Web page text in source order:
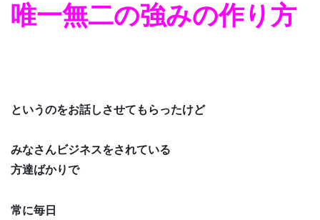
唯一無二の強みの作り方
というのをお話しさせてもらったけど
みなさんビジネスをされている
方達ばかりで
常に毎日